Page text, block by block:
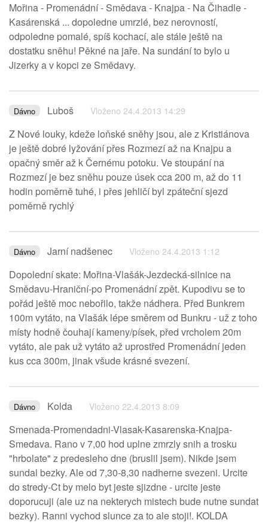
Mořina - Promenádní - Smědava - Knajpa - Na Čihadle -
Kasárenská ... dopoledne umrzlé, bez nerovností,
odpoledne pomalé, spíš kochací, ale stále ještě na
dostatku sněhu! Pěkné na jaře. Na sundání to bylo u
Jizerky a v kopci ze Smědavy.
Dávno Luboš Vloženo 24.4.2013 14:29
Z Nové louky, kdeže loňské sněhy jsou, ale z Kristiánova
je ještě dobré lyžování přes Rozmezí až na Knajpu a
opačný směr až k Černému potoku. Ve stoupání na
Rozmezí je bez sněhu pouze úsek cca 200 m, až do 11
hodin poměrně tuhé, i přes jehličí byl zpáteční sjezd
poměrně rychlý
Dávno Jarní nadšenec Vloženo 24.4.2013 1:12
Dopolední skate: Mořina-Vlašák-Jezdecká-silnice na
Smědavu-Hraniční-po Promenádní zpět. Kupodivu se to
pořád ještě moc nebořilo, takže nádhera. Před Bunkrem
100m vytáto, na Vlašák lépe směrem od Bunkru - už z toho
místy hodně čouhají kameny/písek, před vrcholem 20m
vytáto, ale pak už vytáto až uprostřed Promenádní jeden
kus cca 300m, jinak všude krásné svezení.
Dávno Kolda Vloženo 22.4.2013 8:09
Smenada-Promendadni-Vlasak-Kasarenska-Knajpa-
Smedava. Rano v 7,00 hod uplne zmrzly snih a trosku
"hrbolate" z predesleho dne (bruslil jsem). Nikde jsem
sundal bezky. Ale od 7,30-8,30 nadherne svezeni. Urcite
do stredy-Ct by melo byt jeste sjizdne - urcite jeste
doporucuji (ale uz na nekterych mistech bude nutne sundat
bezky). Ranni vychod slunce za to ale stoji!. KOLDA